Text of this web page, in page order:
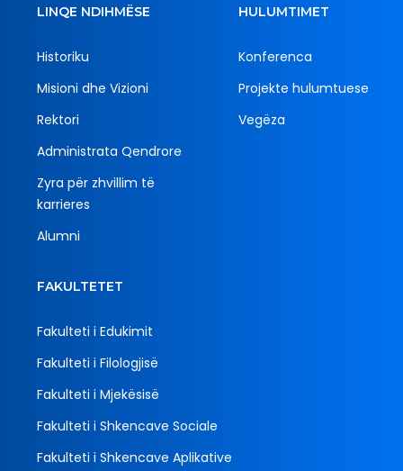
LINQE NDIHMËSE
Historiku
Misioni dhe Vizioni
Rektori
Administrata Qendrore
Zyra për zhvillim të
karrieres
Alumni
HULUMTIMET
Konferenca
Projekte hulumtuese
Vegëza
FAKULTETET
Fakulteti i Edukimit
Fakulteti i Filologjisë
Fakulteti i Mjekësisë
Fakulteti i Shkencave Sociale
Fakulteti i Shkencave Aplikative